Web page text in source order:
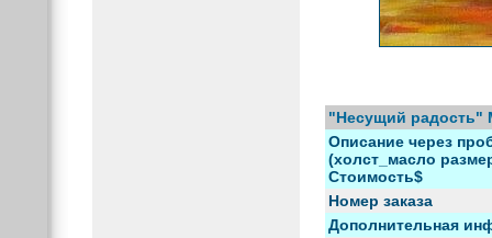
"Несущий радость"
Описание через
(холст_масло
Стоимость$
Номер заказа
Дополнительная